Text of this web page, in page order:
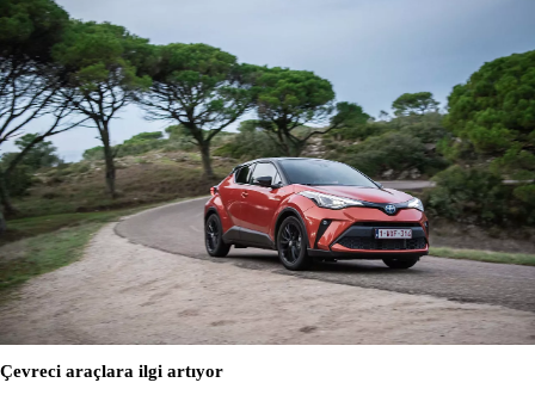
Çevreci araçlara ilgi artıyor